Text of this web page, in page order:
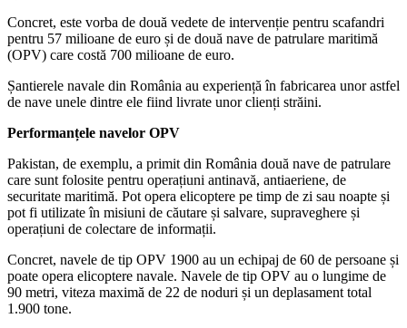
Concret, este vorba de două vedete de intervenție pentru scafandri
pentru 57 milioane de euro și de două nave de patrulare maritimă
(OPV) care costă 700 milioane de euro.
Șantierele navale din România au experiență în fabricarea unor astfel
de nave unele dintre ele fiind livrate unor clienți străini.
Performanțele navelor OPV
Pakistan, de exemplu, a primit din România două nave de patrulare
care sunt folosite pentru operațiuni antinavă, antiaeriene, de
securitate maritimă. Pot opera elicoptere pe timp de zi sau noapte și
pot fi utilizate în misiuni de căutare și salvare, supraveghere și
operațiuni de colectare de informații.
Concret, navele de tip OPV 1900 au un echipaj de 60 de persoane și
poate opera elicoptere navale. Navele de tip OPV au o lungime de
90 metri, viteza maximă de 22 de noduri și un deplasament total
1.900 tone.